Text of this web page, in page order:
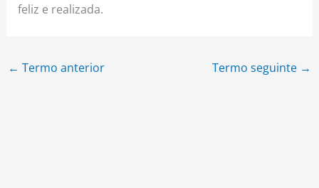
feliz e realizada.
← Termo anterior Termo seguinte →